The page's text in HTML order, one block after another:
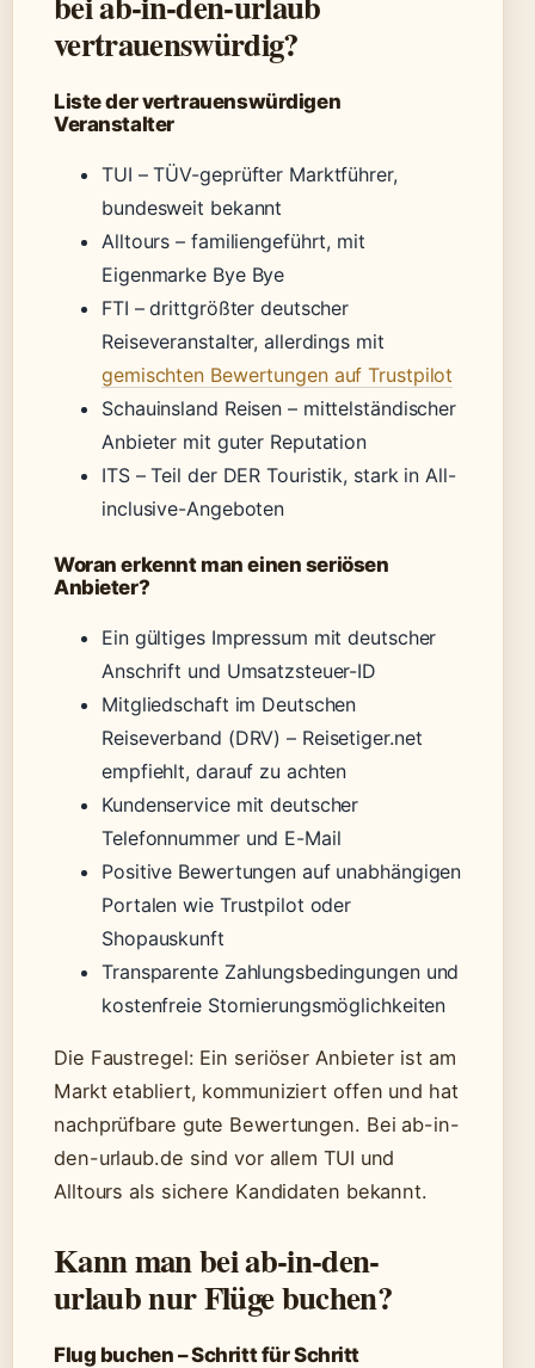
vertrauenswürdig?
Liste der vertrauenswürdigen
Veranstalter
TUI – TÜV-geprüfter Marktführer,
bundesweit bekannt
Alltours – familiengeführt, mit
Eigenmarke Bye Bye
FTI – drittgrößter deutscher
Reiseveranstalter, allerdings mit
gemischten Bewertungen auf Trustpilot
Schauinsland Reisen – mittelständischer
Anbieter mit guter Reputation
ITS – Teil der DER Touristik, stark in All-
inclusive-Angeboten
Woran erkennt man einen seriösen
Anbieter?
Ein gültiges Impressum mit deutscher
Anschrift und Umsatzsteuer-ID
Mitgliedschaft im Deutschen
Reiseverband (DRV) – Reisetiger.net
empfiehlt, darauf zu achten
Kundenservice mit deutscher
Telefonnummer und E-Mail
Positive Bewertungen auf unabhängigen
Portalen wie Trustpilot oder
Shopauskunft
Transparente Zahlungsbedingungen und
kostenfreie Stornierungsmöglichkeiten
Die Faustregel: Ein seriöser Anbieter ist am
Markt etabliert, kommuniziert offen und hat
nachprüfbare gute Bewertungen. Bei ab-in-
den-urlaub.de sind vor allem TUI und
Alltours als sichere Kandidaten bekannt.
Kann man bei ab-in-den-
urlaub nur Flüge buchen?
Flug buchen – Schritt für Schritt